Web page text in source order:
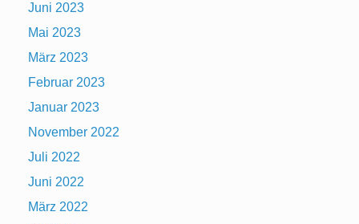
Juni 2023
Mai 2023
März 2023
Februar 2023
Januar 2023
November 2022
Juli 2022
Juni 2022
März 2022